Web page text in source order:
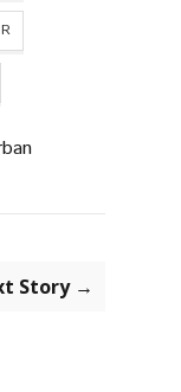
Story →